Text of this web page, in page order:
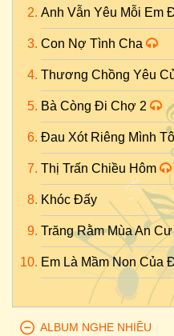
Anh Vẫn Yêu Mỗi Em
Con Nợ Tình Cha
Thương Chồng Yêu
Bà Còng Đi Chợ 2
Đau Xót Riêng Mình
Thị Trấn Chiều Hôm
Khóc Đấy
Trăng Rằm Mùa An
Em Là Mầm Non Của
ALBUM NGHE NHIỀU